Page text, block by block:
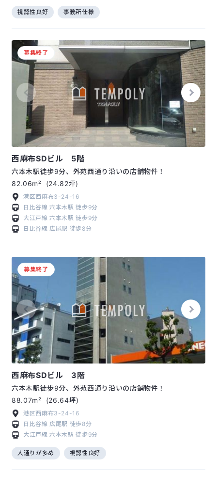
視認性良好 事務所仕様
募集終了
西麻布SDビル 5階
六本木駅徒歩9分、外苑西通り沿いの店舗物件！
82.06m²
(24.82坪)
港区西麻布3-24-16
日比谷線六本木駅徒歩9分
大江戸線六本木駅徒歩9分
日比谷線広尾駅 徒歩8分
募集終了
西麻布SDビル 3階
六本木駅徒歩9分、外苑西通り沿いの店舗物件！
88.07m²
(26.64坪)
港区西麻布3-24-16
日比谷線広尾駅 徒歩8分
大江戸線六本木駅徒歩9分
人通りが多め 視認性良好